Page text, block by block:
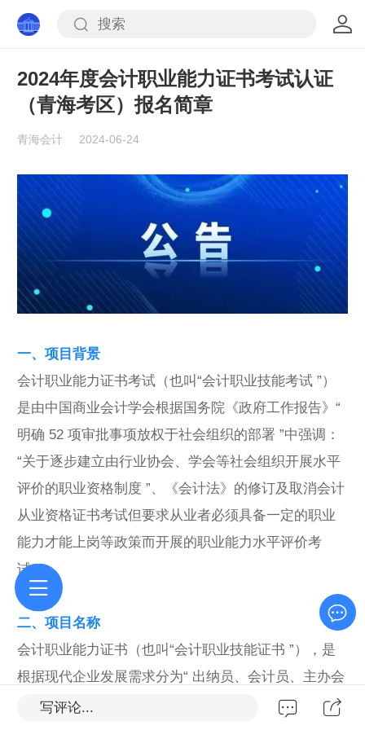
2024年度会计职业能力证书考试认证
（青海考区）报名简章
青海会计 2024-06-24
一、项目背景
会计职业能力证书考试（也叫“会计职业技能考试 ”）
是由中国商业会计学会根据国务院《政府工作报告》“
明确 52 项审批事项放权于社会组织的部署 ”中强调：
“关于逐步建立由行业协会、学会等社会组织开展水平
评价的职业资格制度 ”、《会计法》的修订及取消会计
从业资格证书考试但要求从业者必须具备一定的职业
能力才能上岗等政策而开展的职业能力水平评价考
试。
二、项目名称
会计职业能力证书（也叫“会计职业技能证书 ”），是
根据现代企业发展需求分为“ 出纳员、会计员、主办会
计、税务会计、成本会计、经营会计 ”等岗位，突出岗
写评论...